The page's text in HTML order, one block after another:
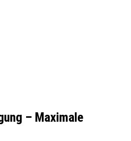
– Maximale